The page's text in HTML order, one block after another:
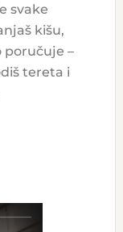
svake
kišu,
poručuje –
tereta i